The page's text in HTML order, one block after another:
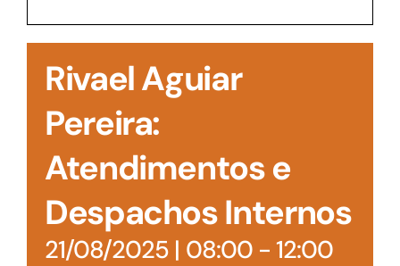
Acesso à Informação
Rivael Aguiar
Pereira:
Atendimentos e
Despachos Internos
21/08/2025 | 08:00- 12:00